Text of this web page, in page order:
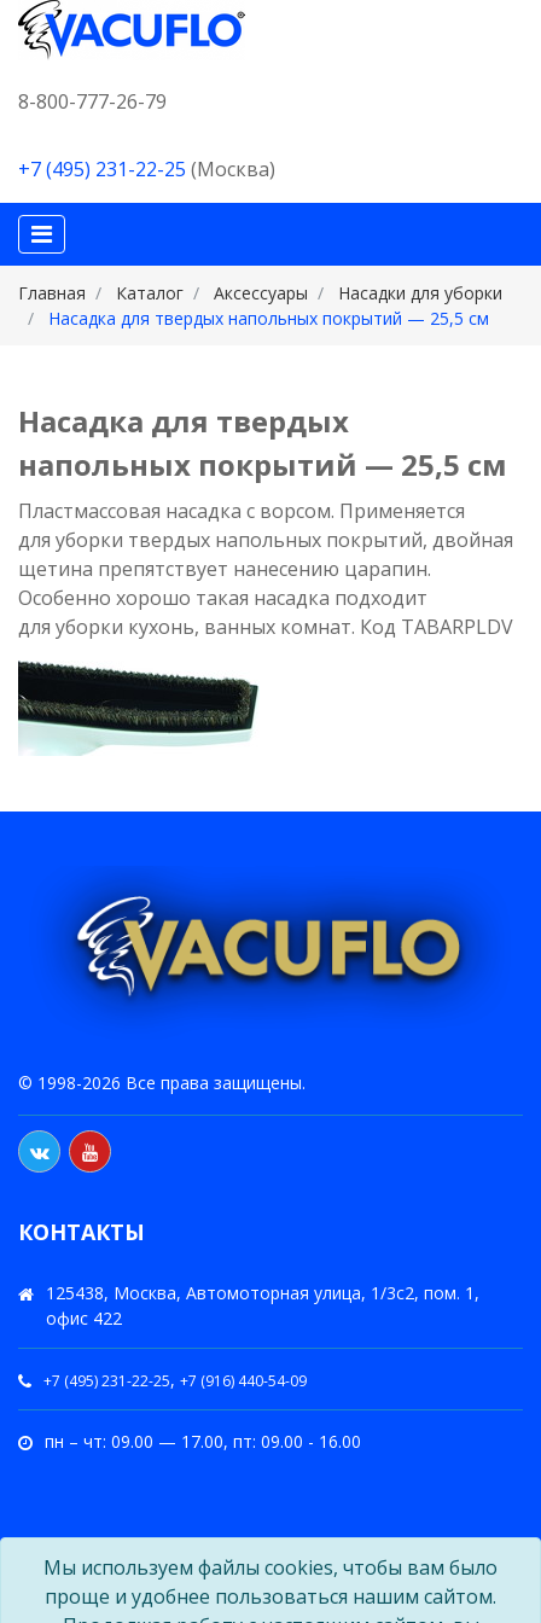
8-800-777-26-79
+7 (495) 231-22-25 (Москва)
Главная Каталог Аксессуары
Насадки для уборки
Насадка для твердых напольных покрытий — 25,5 см
Насадка для твердых
напольных покрытий — 25,5 см
Пластмассовая насадка с ворсом. Применяется
для уборки твердых напольных покрытий, двойная
щетина препятствует нанесению царапин.
Особенно хорошо такая насадка подходит
для уборки кухонь, ванных комнат. Код TABARPLDV
© 1998-2026 Все права защищены.
КОНТАКТЫ
125438, Москва, Автомоторная улица, 1/3с2, пом. 1,
офис 422
+7 (495) 231-22-25, +7 (916) 440-54-09
пн – чт: 09.00 — 17.00, пт: 09.00 - 16.00
Мы используем файлы cookies, чтобы вам было
проще и удобнее пользоваться нашим сайтом.